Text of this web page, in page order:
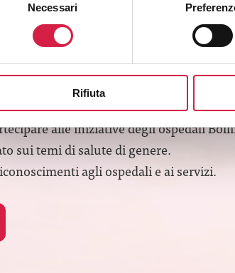
Necessari
Rifiuta
ALLA NEWSLETTER
alle iniziative degli ospedali
sui temi di salute di genere.
agli ospedali e ai servizi.